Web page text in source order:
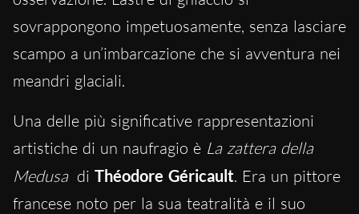
sovrappongono impetuosamente, senza lasciare
scampo a un’imbarcazione che si avventura nei
meandri glaciali.
Una delle più significative rappresentazioni
artistiche di un naufragio è La zattera della
Medusa di Théodore Géricault. Era un pittore
francese noto per la sua teatralità e il suo